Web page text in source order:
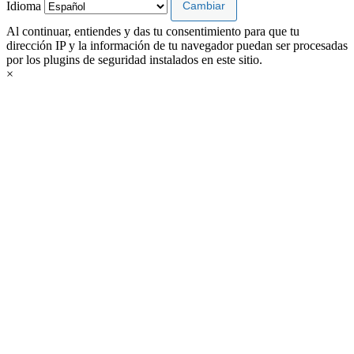
Idioma
Al continuar, entiendes y das tu consentimiento para que tu
dirección IP y la información de tu navegador puedan ser procesadas
por los plugins de seguridad instalados en este sitio.
×